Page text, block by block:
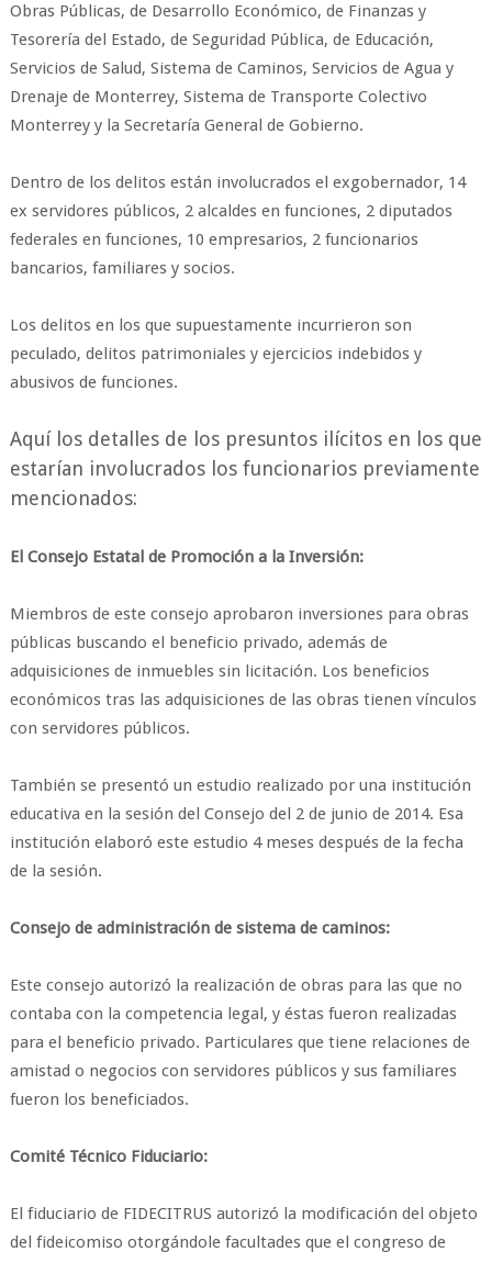
Obras Públicas, de Desarrollo Económico, de Finanzas y
Tesorería del Estado, de Seguridad Pública, de Educación,
Servicios de Salud, Sistema de Caminos, Servicios de Agua y
Drenaje de Monterrey, Sistema de Transporte Colectivo
Monterrey y la Secretaría General de Gobierno.
Dentro de los delitos están involucrados el exgobernador, 14
ex servidores públicos, 2 alcaldes en funciones, 2 diputados
federales en funciones, 10 empresarios, 2 funcionarios
bancarios, familiares y socios.
Los delitos en los que supuestamente incurrieron son
peculado, delitos patrimoniales y ejercicios indebidos y
abusivos de funciones.
Aquí los detalles de los presuntos ilícitos en los que
estarían involucrados los funcionarios previamente
mencionados:
El Consejo Estatal de Promoción a la Inversión:
Miembros de este consejo aprobaron inversiones para obras
públicas buscando el beneficio privado, además de
adquisiciones de inmuebles sin licitación. Los beneficios
económicos tras las adquisiciones de las obras tienen vínculos
con servidores públicos.
También se presentó un estudio realizado por una institución
educativa en la sesión del Consejo del 2 de junio de 2014. Esa
institución elaboró este estudio 4 meses después de la fecha
de la sesión.
Consejo de administración de sistema de caminos:
Este consejo autorizó la realización de obras para las que no
contaba con la competencia legal, y éstas fueron realizadas
para el beneficio privado. Particulares que tiene relaciones de
amistad o negocios con servidores públicos y sus familiares
fueron los beneficiados.
Comité Técnico Fiduciario:
El fiduciario de FIDECITRUS autorizó la modificación del objeto
del fideicomiso otorgándole facultades que el congreso de